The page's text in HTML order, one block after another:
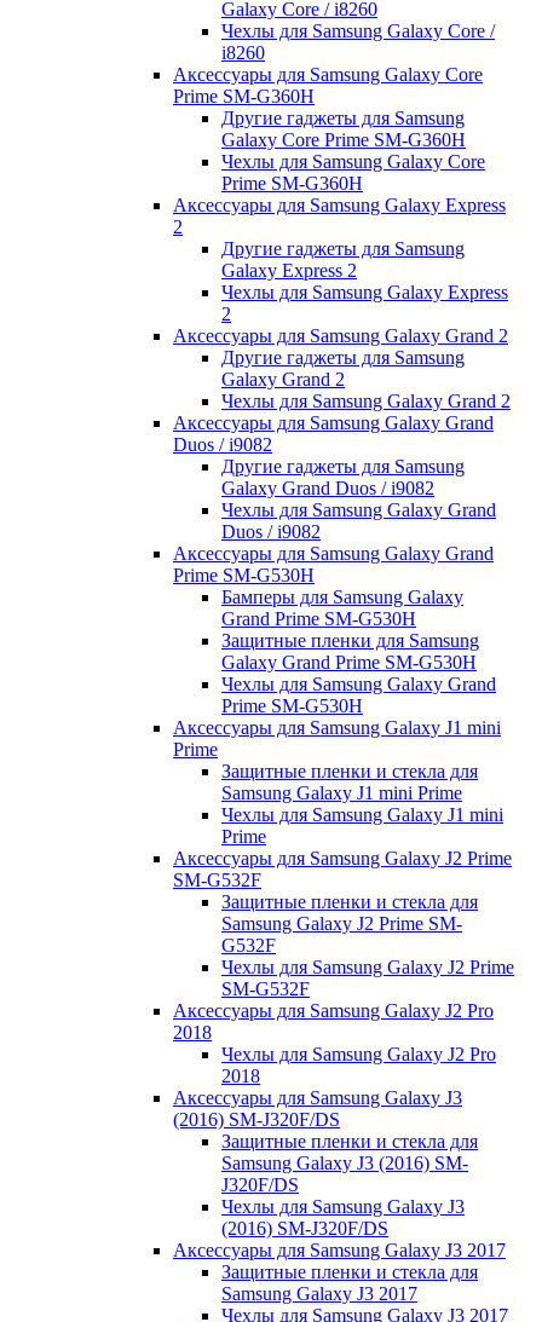
Galaxy Core / i8260
Чехлы для Samsung Galaxy Core /
i8260
Аксессуары для Samsung Galaxy Core
Prime SM-G360H
Другие гаджеты для Samsung
Galaxy Core Prime SM-G360H
Чехлы для Samsung Galaxy Core
Prime SM-G360H
Аксессуары для Samsung Galaxy Express
2
Другие гаджеты для Samsung
Galaxy Express 2
Чехлы для Samsung Galaxy Express
2
Аксессуары для Samsung Galaxy Grand 2
Другие гаджеты для Samsung
Galaxy Grand 2
Чехлы для Samsung Galaxy Grand 2
Аксессуары для Samsung Galaxy Grand
Duos / i9082
Другие гаджеты для Samsung
Galaxy Grand Duos / i9082
Чехлы для Samsung Galaxy Grand
Duos / i9082
Аксессуары для Samsung Galaxy Grand
Prime SM-G530H
Бамперы для Samsung Galaxy
Grand Prime SM-G530H
Защитные пленки для Samsung
Galaxy Grand Prime SM-G530H
Чехлы для Samsung Galaxy Grand
Prime SM-G530H
Аксессуары для Samsung Galaxy J1 mini
Prime
Защитные пленки и стекла для
Samsung Galaxy J1 mini Prime
Чехлы для Samsung Galaxy J1 mini
Prime
Аксессуары для Samsung Galaxy J2 Prime
SM-G532F
Защитные пленки и стекла для
Samsung Galaxy J2 Prime SM-
G532F
Чехлы для Samsung Galaxy J2 Prime
SM-G532F
Аксессуары для Samsung Galaxy J2 Pro
2018
Чехлы для Samsung Galaxy J2 Pro
2018
Аксессуары для Samsung Galaxy J3
(2016) SM-J320F/DS
Защитные пленки и стекла для
Samsung Galaxy J3 (2016) SM-
J320F/DS
Чехлы для Samsung Galaxy J3
(2016) SM-J320F/DS
Аксессуары для Samsung Galaxy J3 2017
Защитные пленки и стекла для
Samsung Galaxy J3 2017
Чехлы для Samsung Galaxy J3 2017